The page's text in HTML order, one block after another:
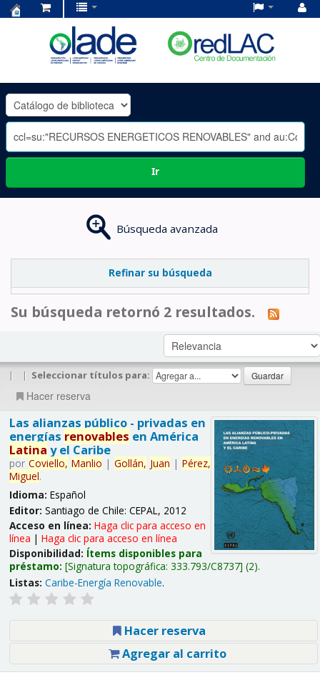
OLADE
-
Ir
Búsqueda avanzada
Refinar su búsqueda
Su búsqueda retornó 2 resultados.
| | Seleccionar títulos para:
Hacer reserva
Las alianzas público - privadas en
energías renovables en América
Latina y el Caribe
por Coviello, Manlio | Gollán, Juan | Pérez,
Miguel.
Idioma: Español
Editor: Santiago de Chile: CEPAL, 2012
Acceso en línea: Haga clic para acceso en
línea | Haga clic para acceso en línea
Disponibilidad: Ítems disponibles para
préstamo: Signatura topográfica: 333.793/C8737 (2).
Listas: Caribe-Energía Renovable.
Hacer reserva
Agregar al carrito